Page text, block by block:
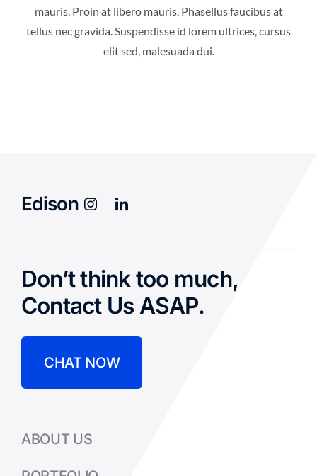
mauris. Proin at libero mauris. Phasellus faucibus at
tellus nec gravida. Suspendisse id lorem ultrices, cursus
elit sed, malesuada dui.
Edison
Don’t think too much,
Contact Us ASAP.
CHAT NOW
ABOUT US